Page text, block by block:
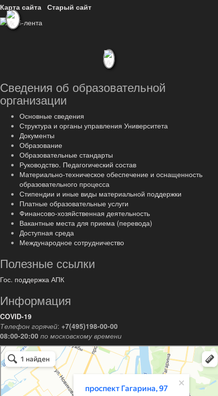
Карта сайта Старый сайт
Сведения об образовательной
организации
Основные сведения
Структура и органы управления Университета
Документы
Образование
Образовательные стандарты
Руководство. Педагогический состав
Материально-техническое обеспечение и оснащенность
образовательного процесса
Стипендии и иные виды материальной поддержки
Платные образовательные услуги
Финансово-хозяйственная деятельность
Вакантные места для приема (перевода)
Доступная среда
Международное сотрудничество
Полезные ссылки
Гос. поддержка АПК
Информация
COVID-19
Телефон горячей: +7(495)198-00-00
08:00-20:00 по московскому времени